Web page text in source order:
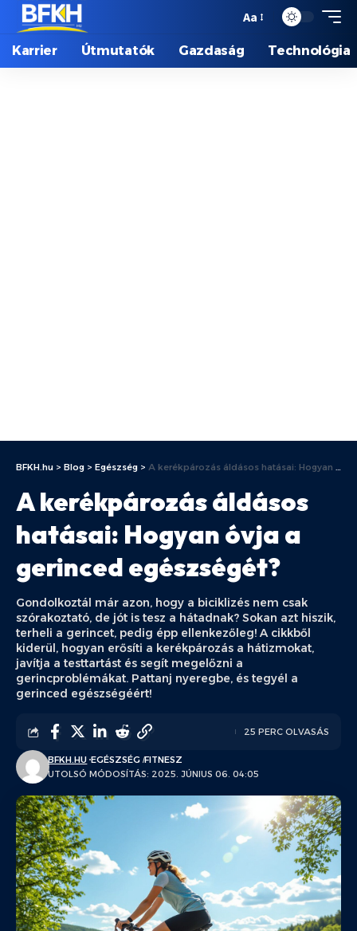
Aa
Karrier Útmutatók Gazdaság Technológia
BFKH.hu > Blog > Egészség > A kerékpározás áldásos hatásai: Hogyan óvja a gerinced egészségét?
A kerékpározás áldásos
hatásai: Hogyan óvja a
gerinced egészségét?
Gondolkoztál már azon, hogy a biciklizés nem csak
szórakoztató, de jót is tesz a hátadnak? Sokan azt hiszik,
terheli a gerincet, pedig épp ellenkezőleg! A cikkből
kiderül, hogyan erősíti a kerékpározás a hátizmokat,
javítja a testtartást és segít megelőzni a
gerincproblémákat. Pattanj nyeregbe, és tegyél a
gerinced egészségéért!
UTOLSÓ MÓDOSÍTÁS: 2025. JÚNIUS 06. 04:05
BFKH.HU EGÉSZSÉG FITNESZ
25 PERC OLVASÁS